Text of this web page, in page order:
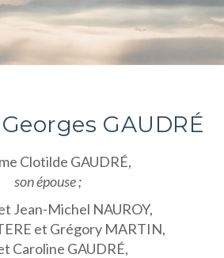
GAUDRÉ
Clotilde GAUDRÉ,
son épouse ;
Jean-Michel NAUROY,
et Grégory MARTIN,
Caroline GAUDRÉ,